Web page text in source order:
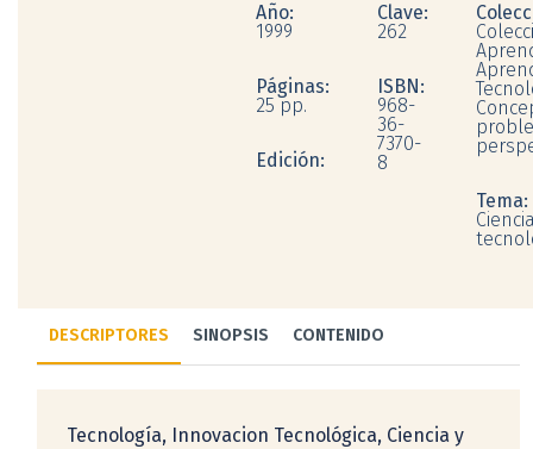
Año:
1999
Páginas:
25 pp.
Edición:
Clave:
262
ISBN:
968-
36-
7370-
8
Tema:
DESCRIPTORES SINOPSIS CONTENIDO
Tecnología, Innovacion Tecnológica, Ciencia y